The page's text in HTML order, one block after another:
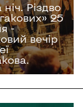
Різдво
25
-
вечір